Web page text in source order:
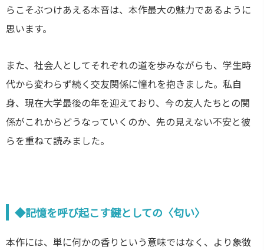
らこそぶつけあえる本音は、本作最大の魅力であるように
思います。
また、社会人としてそれぞれの道を歩みながらも、学生時
代から変わらず続く交友関係に憧れを抱きました。私自
身、現在大学最後の年を迎えており、今の友人たちとの関
係がこれからどうなっていくのか、先の見えない不安と彼
らを重ねて読みました。
◆記憶を呼び起こす鍵としての〈匂い〉
本作には、単に何かの香りという意味ではなく、より象徴